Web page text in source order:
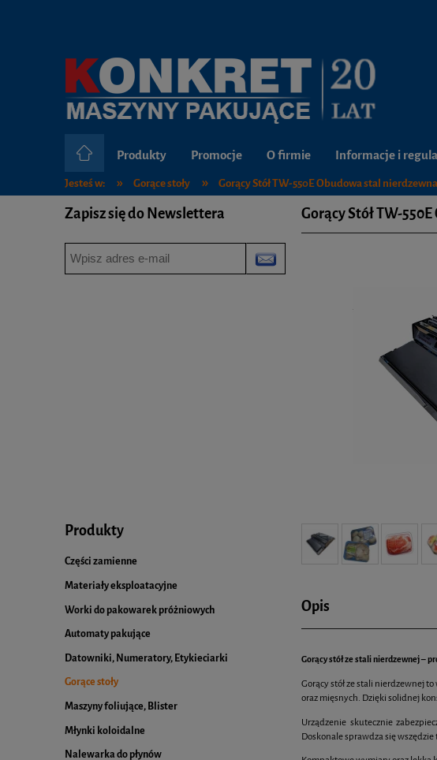
Produkty Promocje O firmie Informacje i
Jesteś w: » Gorące stoły » Gorący Stół TW-550E Obudowa stal nierdzewna
Zapisz się do Newslettera
Produkty
Części zamienne
Materiały eksploatacyjne
Worki do pakowarek próżniowych
Automaty pakujące
Datowniki, Numeratory, Etykieciarki
Gorące stoły
Maszyny foliujące, Blister
Młynki koloidalne
Nalewarka do płynów
Gorący Stół TW-
Opis
Gorący stół ze stali nierdzewnej –
Gorący stół ze stali nierdzewnej
oraz mięsnych. Dzięki solidnej
Urządzenie skutecznie
Doskonale sprawdza się